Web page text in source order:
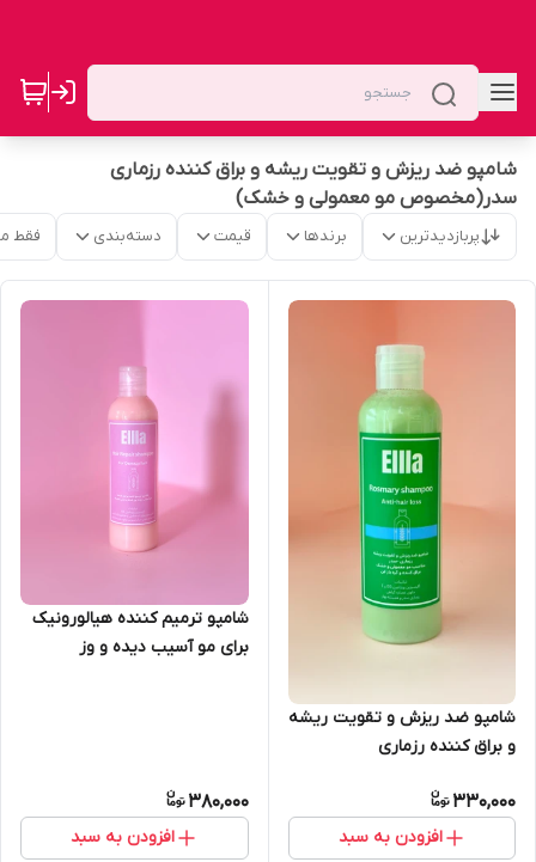
شامپو ضد ریزش و تقویت ریشه و براق کننده رزماری
سدر(مخصوص مو معمولی و خشک)
پربازدیدترین برندها قیمت دسته‌بندی فقط
شامپو ضد ریزش و تقویت ریشه
و براق کننده رزماری
خشک)
330,000
افزودن به سبد
شامپو ترمیم کننده هیالورونیک
برای مو آسیب دیده و وز
380,000
افزودن به سبد